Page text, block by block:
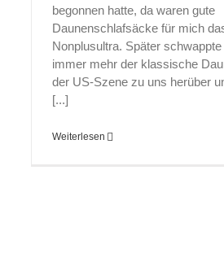
begonnen hatte, da waren gute
Daunenschlafsäcke für mich
Nonplusultra. Später schwappte
immer mehr der klassische
der US-Szene zu uns herüber
[...]
Weiterlesen